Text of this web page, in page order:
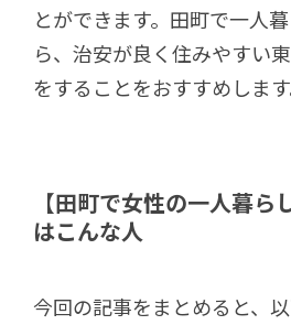
とができます。田町で一人
ら、治安が良く住みやすい
をすることをおすすめします
【田町で女性の一人暮ら
はこんな人
今回の記事をまとめると、